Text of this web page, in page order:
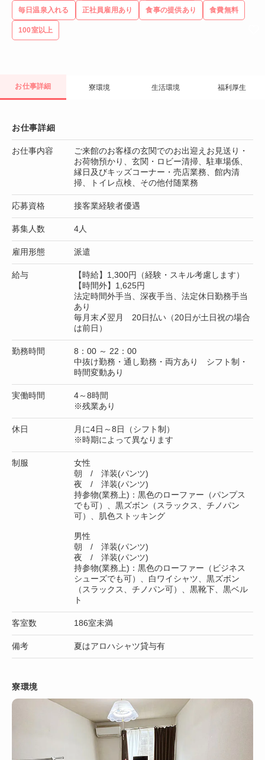
毎日温泉入れる 正社員雇用あり 食事の提供あり 食費無料
100室以上
お仕事詳細 寮環境 生活環境 福利厚生
お仕事詳細
お仕事内容
ご来館のお客様の玄関でのお出迎えお見送り・
お荷物預かり、玄関・ロビー清掃、駐車場係、
縁日及びキッズコーナー・売店業務、館内清
掃、トイレ点検、その他付随業務
応募資格 接客業経験者優遇
募集人数 4人
雇用形態 派遣
給与
【時給】1,300円（経験・スキル考慮します）
【時間外】1,625円
法定時間外手当、深夜手当、法定休日勤務手当
あり
毎月末〆翌月 20日払い（20日が土日祝の場合
は前日）
勤務時間
8：00 ～ 22：00
中抜け勤務・通し勤務・両方あり シフト制・
時間変動あり
実働時間
4～8時間
※残業あり
休日
月に4日～8日（シフト制）
※時期によって異なります
制服
女性
朝 / 洋装(パンツ)
夜 / 洋装(パンツ)
持参物(業務上)：黒色のローファー（パンプス
でも可）、黒ズボン（スラックス、チノパン
可）、肌色ストッキング
男性
朝 / 洋装(パンツ)
夜 / 洋装(パンツ)
持参物(業務上)：黒色のローファー（ビジネス
シューズでも可）、白ワイシャツ、黒ズボン
（スラックス、チノパン可）、黒靴下、黒ベル
ト
客室数 186室未満
備考 夏はアロハシャツ貸与有
寮環境